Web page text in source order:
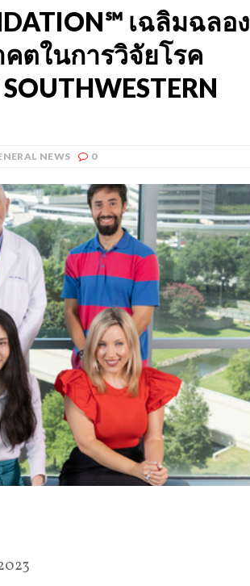
เฉลิมฉลอง
ตในการวิจัยโรค
NEWS 0